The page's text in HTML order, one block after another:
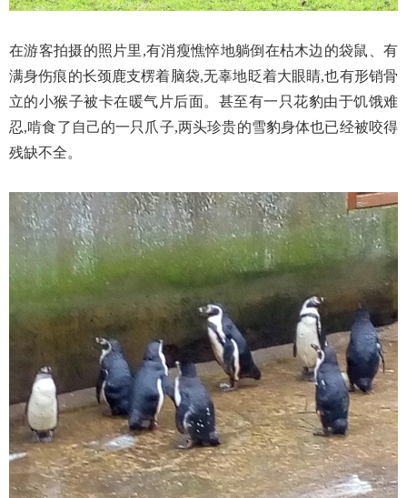
在游客拍摄的照片里,有消瘦憔悴地躺倒在枯木边的袋鼠、有
满身伤痕的长颈鹿支楞着脑袋,无辜地眨着大眼睛,也有形销骨
立的小猴子被卡在暖气片后面。甚至有一只花豹由于饥饿难
忍,啃食了自己的一只爪子,两头珍贵的雪豹身体也已经被咬得
残缺不全。